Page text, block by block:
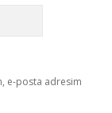
e-posta adresim